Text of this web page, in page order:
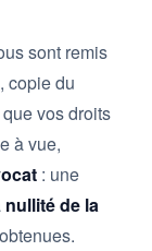
sont remis
copie du
vos droits
à vue,
: une
nullité de la